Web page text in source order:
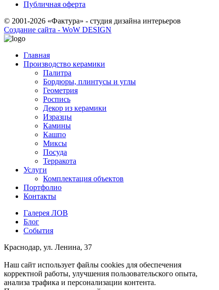
Публичная оферта
© 2001-2026 «Фактура» - студия дизайна интерьеров
Создание сайта - WoW DESIGN
Главная
Производство керамики
Палитра
Бордюры, плинтусы и углы
Геометрия
Роспись
Декор из керамики
Изразцы
Камины
Кашпо
Миксы
Посуда
Терракота
Услуги
Комплектация объектов
Портфолио
Контакты
Галерея ЛОВ
Блог
События
Краснодар, ул. Ленина, 37
Наш сайт использует файлы cookies для обеспечения
корректной работы, улучшения пользовательского опыта,
анализа трафика и персонализации контента.